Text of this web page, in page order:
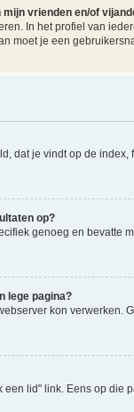
vrienden en/of
In het profiel van
moet je een
dat je vindt op de
op?
genoeg en bevatte
lege pagina?
kon verwerken.
lid" link. Eens op die